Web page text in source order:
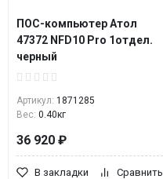
ПОС-компьютер Атол
47372 NFD10 Pro 1отдел.
черный
Артикул: 1871285
Вес: 0.40кг
36 920 ₽
В закладки Сравнить